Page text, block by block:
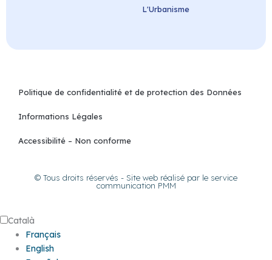
L'Urbanisme
Politique de confidentialité et de protection des Données
Informations Légales
Accessibilité – Non conforme
© Tous droits réservés - Site web réalisé par le service
communication PMM
Català
Français
English